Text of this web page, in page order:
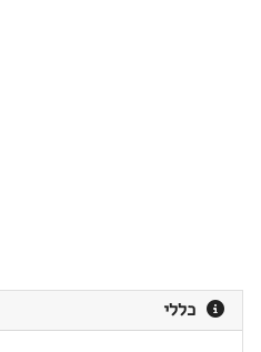
כללי